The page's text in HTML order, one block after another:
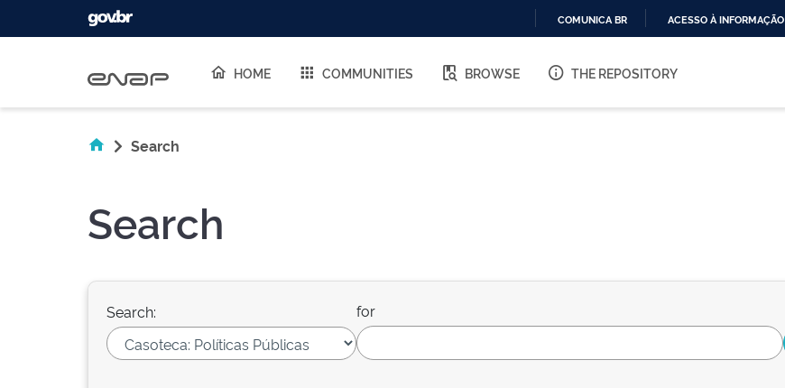
O
COMUNICA BR ACESSO À INFORMAÇÃO
HOME COMMUNITIES BROWSE THE REPOSITORY
Search
Search
Search: for